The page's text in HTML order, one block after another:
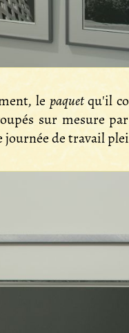
le paquetqu'il
sur mesure
journée de travail